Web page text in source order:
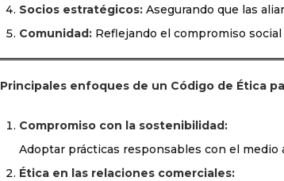
Socios estratégicos:Asegurando que las
Comunidad:Reflejando el compromiso
Principales enfoques de un Código de Ética
Compromiso con la sostenibilidad:
Adoptar prácticas responsables con el medio
Ética en las relaciones comerciales: